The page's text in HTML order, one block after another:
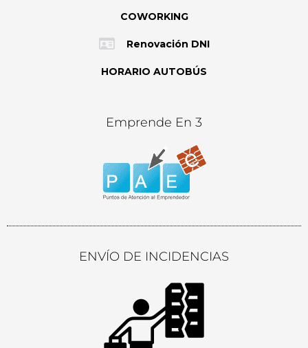
COWORKING
Renovación DNI
HORARIO AUTOBÚS
Emprende En 3
ENVÍO DE INCIDENCIAS